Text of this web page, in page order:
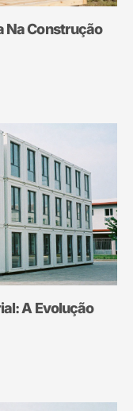
Na Construção
A Evolução